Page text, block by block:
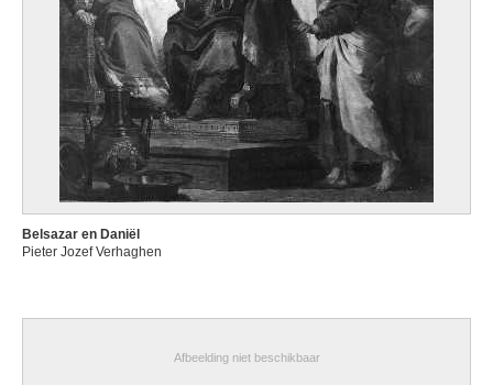
Wijk-bij-Duurstede (Nederland) 1594/95 - Utrecht (Nederland) 1624
van Balen Hendrick
Antwerpen 1575 - 1632
van Balen Jan I
Antwerpen 1611 - 1654
van Baurscheit Jan Pieter I
Bonn, Noordrijn-Westfalen (Duitsland) 1669 - Antwerpen 1728
van Baurscheit Jan Pieter II
Antwerpen 1699 - 1768
Van Beers Jan
van Beresteyn Claes
Belsazar en Daniël
Pieter Jozef Verhaghen
Afbeelding niet beschikbaar